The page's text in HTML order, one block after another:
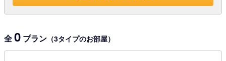
全0 プラン （3タイプのお部屋）